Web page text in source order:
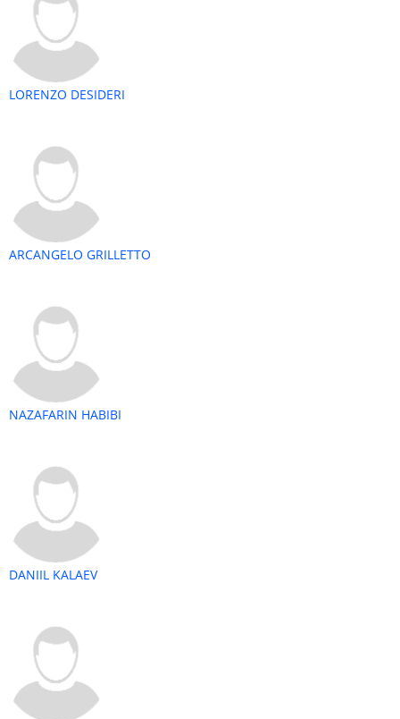
LORENZO DESIDERI
ARCANGELO GRILLETTO
NAZAFARIN HABIBI
DANIIL KALAEV